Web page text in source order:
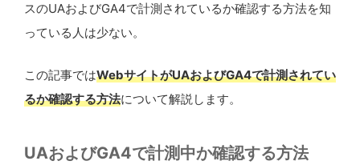
スのUAおよびGA4で計測されているか確認する方法を知
っている人は少ない。
この記事ではWebサイトがUAおよびGA4で計測されてい
るか確認する方法について解説します。
UAおよびGA4で計測中か確認する方法